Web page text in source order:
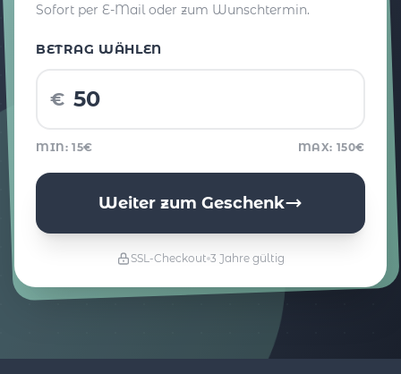
Sofort per E-Mail oder zum Wunschtermin.
BETRAG WÄHLEN
€
MIN: 15€ MAX: 150€
Weiter zum Geschenk
SSL-Checkout 3 Jahre gültig